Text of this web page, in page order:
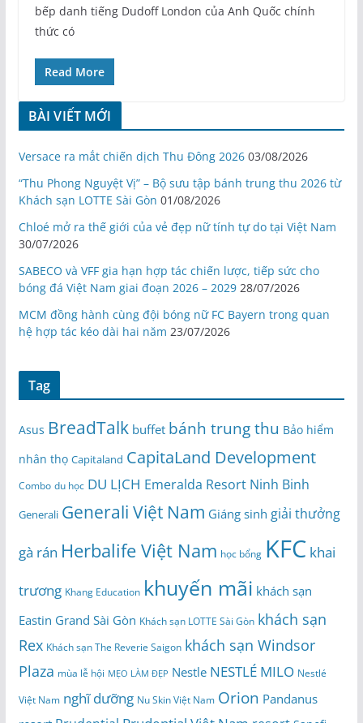
bếp danh tiếng Dudoff London của Anh Quốc chính
thức có
Read More
BÀI VIẾT MỚI
Versace ra mắt chiến dịch Thu Đông 2026 03/08/2026
“Thu Phong Nguyệt Vị” – Bộ sưu tập bánh trung thu 2026 từ
Khách sạn LOTTE Sài Gòn 01/08/2026
Chloé mở ra thế giới của vẻ đẹp nữ tính tự do tại Việt Nam
30/07/2026
SABECO và VFF gia hạn hợp tác chiến lược, tiếp sức cho
bóng đá Việt Nam giai đoạn 2026 – 2029 28/07/2026
MCM đồng hành cùng đội bóng nữ FC Bayern trong quan
hệ hợp tác kéo dài hai năm 23/07/2026
Tag
Asus BreadTalk buffet bánh trung thu Bảo hiểm
nhân thọ Capitaland CapitaLand Development
Combo du học DU LỊCH Emeralda Resort Ninh Binh
Generali Generali Việt Nam Giáng sinh giải thưởng
gà rán Herbalife Việt Nam học bổng KFC khai
trương Khang Education khuyến mãi khách sạn
Eastin Grand Sài Gòn Khách sạn LOTTE Sài Gòn khách sạn
Rex Khách sạn The Reverie Saigon khách sạn Windsor
Plaza mùa lễ hội MẸO LÀM ĐẸP Nestle NESTLÉ MILO Nestlé
Việt Nam nghĩ dưỡng Nu Skin Việt Nam Orion Pandanus